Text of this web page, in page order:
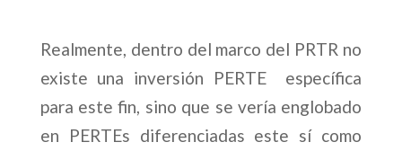
Realmente, dentro del marco del PRTR no
existe una inversión PERTE específica
para este fin, sino que se vería englobado
en PERTEs diferenciadas este sí como